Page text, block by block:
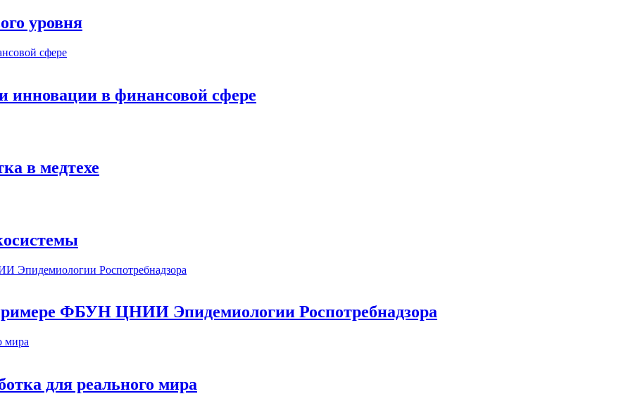
уровня
инновации в финансовой сфере
в медтехе
ФБУН ЦНИИ Эпидемиологии Роспотребнадзора
для реального мира